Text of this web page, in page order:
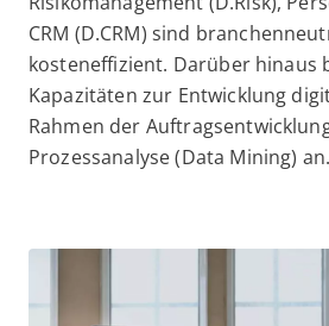
CRM (D.CRM) sind
kosteneffizient. Darüber hinaus
Kapazitäten zur Entwicklung
Rahmen der
Prozessanalyse (Data Mining) an.